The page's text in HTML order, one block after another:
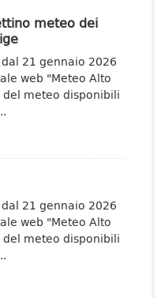
meteo dei
21 gennaio 2026
web "Meteo Alto
meteo disponibili
21 gennaio 2026
web "Meteo Alto
meteo disponibili